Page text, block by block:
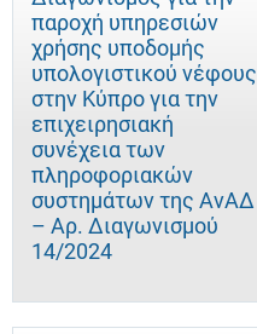
παροχή υπηρεσιών
χρήσης υποδομής
υπολογιστικού νέφους
στην Κύπρο για την
επιχειρησιακή
συνέχεια των
πληροφοριακών
συστημάτων της ΑνΑΔ
– Αρ. Διαγωνισμού
14/2024